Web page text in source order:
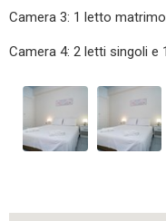
Camera 3: 1 letto
Camera 4: 2 letti singoli